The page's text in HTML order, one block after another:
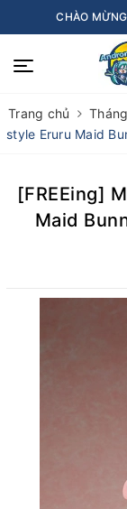
CHÀO
Trang chủ
style Eruru Maid
[FREEing]
Maid